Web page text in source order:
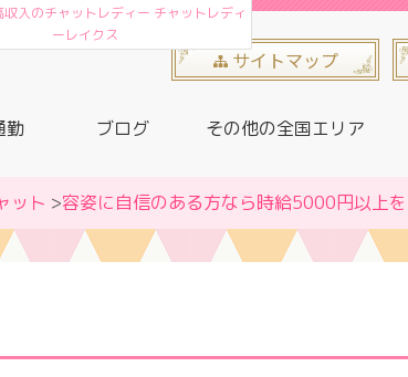
入のチャットレディー チャットレディ
ーレイクス
勤 ブログ その他の全国エリア
サイトマップ
ット >容姿に自信のある方なら時給5000円以上